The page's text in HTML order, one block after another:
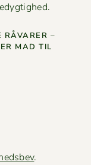
RÅVAR­ER –
MAD TIL
.